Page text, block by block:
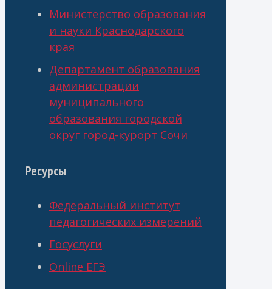
Министерство образования
и науки Краснодарского
края
Департамент образования
администрации
муниципального
образования городской
округ город-курорт Сочи
Ресурсы
Федеральный институт
педагогических измерений
Госуслуги
Online ЕГЭ